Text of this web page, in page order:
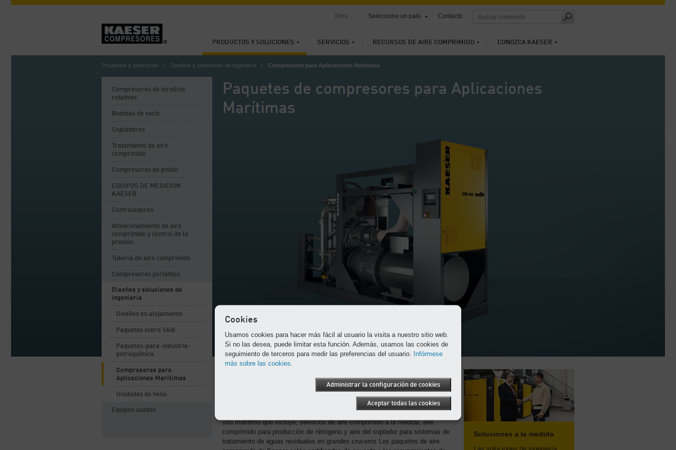
PRODUCTOS Y SOLUCIONES SERVICIOS RECURSOS DE AIRE COMPRIMIDO CONOZCA KAESER
Perú Seleccione un país Contacto
Productos y soluciones Diseños y soluciones de ingeniería Compresores para Aplicaciones Marítimas
Paquetes de compresores para Aplicaciones
Marítimas
Compresores de tornillos
rotativos
Bombas de vacío
Sopladores
Tratamiento de aire
comprimido
Compresores de pistón
EQUIPOS DE MEDICIÓN
KAESER
Controladores
Almacenamiento de aire
comprimido y control de la
presión
Tubería de aire comprimido
Compresores portátiles
Diseños y soluciones de
ingeniería
Diseños en alojamiento
Paquetes sobre Skid
Paquetes-para-industria-
petroquímica
Compresores para
Aplicaciones Marítimas
Unidades de helio
Equipos usados
para cumplir sus requerimientos.
Kaeser brinda una gama completa de compresores de tornillo rotativo,
sopladores y productos de tratamiento de aire especialmente diseñado para
uso marítimo que incluye; servicios de aire comprimido a la medida, aire
comprimido para producción de nitrógeno y aire del soplador para sistemas de
tratamiento de aguas residuales en grandes cruceros Los paquetes de aire
Soluciones a la medida
Cookies
Usamos cookies para hacer más fácil al usuario la visita a nuestro sitio web.
Si no las desea, puede limitar esta función. Además, usamos las cookies de
seguimiento de terceros para medir las preferencias del usuario. Infórmese
más sobre las cookies.
Administrar la configuración de cookies
Aceptar todas las cookies